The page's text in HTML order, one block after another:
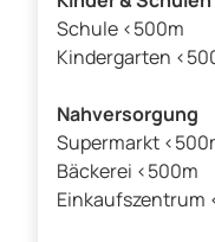
Schule <500m
Kindergarten
Nahversorgung
Supermarkt
Bäckerei <500m
Einkaufszentrum